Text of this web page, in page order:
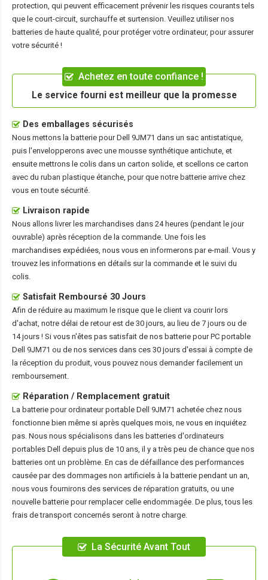
protection, qui peuvent efficacement prévenir les risques courants tels
que le court-circuit, surchauffe et surtension. Veuillez utiliser nos
batteries de haute qualité, pour protéger votre ordinateur, pour assurer
votre sécurité !
Achetez en toute confiance !
Le service fourni est meilleur que la promesse
Des emballages sécurisés
Nous mettons la batterie pour Dell 9JM71 dans un sac antistatique,
puis l'envelopperons avec une mousse synthétique antichute, et
ensuite mettrons le colis dans un carton solide, et scellons ce carton
avec du ruban plastique étanche, pour que notre batterie arrive chez
vous en toute sécurité.
Livraison rapide
Nous allons livrer les marchandises dans 24 heures (pendant le jour
ouvrable) après réception de la commande. Une fois les
marchandises expédiées, nous vous en informerons par e-mail. Vous y
trouvez les informations en détails sur la commande et le suivi du
colis.
Satisfait Remboursé 30 Jours
Afin de réduire au maximum le risque que le client va courir lors
d'achat, notre délai de retour est de 30 jours, au lieu de 7 jours ou de
14 jours ! Si vous n'êtes pas satisfait de nos batterie pour PC portable
Dell 9JM71 ou de nos services dans ces 30 jours d'essai à compte de
la réception du produit, vous pouvez nous demander facilement un
remboursement.
Réparation / Remplacement gratuit
La batterie pour ordinateur portable Dell 9JM71 achetée chez nous
fonctionne bien même si après quelques mois, ne vous en inquiétez
pas. Nous nous spécialisons dans les batteries d'ordinateurs
portables Dell depuis plus de 10 ans, il y a très peu de chance que nos
batteries ont un problème. En cas de défaillance des performances
causée par des dommages non artificiels à la batterie pendant un an,
nous vous fournirons des services de réparation gratuits, ou une
nouvelle batterie pour remplacer celle endommagée. De plus, tous les
frais de transport concernés seront à notre charge.
La Sécurité Avant Tout